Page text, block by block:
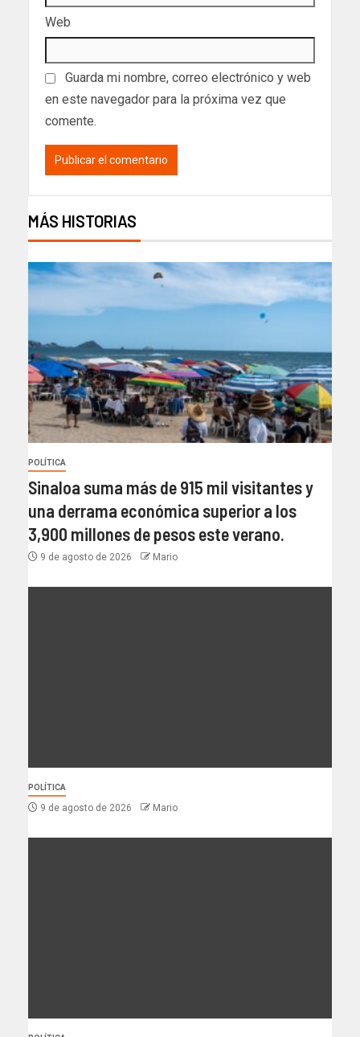
Web
Guarda mi nombre, correo electrónico y web
en este navegador para la próxima vez que
comente.
MÁS HISTORIAS
POLÍTICA
Sinaloa suma más de 915 mil visitantes y
una derrama económica superior a los
3,900 millones de pesos este verano.
9 de agosto de 2026 Mario
POLÍTICA
9 de agosto de 2026 Mario